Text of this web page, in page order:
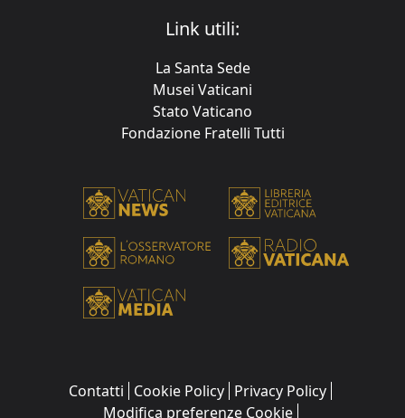
Link utili:
La Santa Sede
Musei Vaticani
Stato Vaticano
Fondazione Fratelli Tutti
Contatti Cookie Policy Privacy Policy
Modifica preferenze Cookie